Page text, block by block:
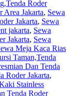
Roder
Area Jakarta, Sewa
Jakarta, Sewa
jakarta, Sewa
Jakarta, Sewa
Meja Kaca Rias
Taman,Tenda
Dan Tenda
Roder Jakarta,
Stainless
Tenda Roder